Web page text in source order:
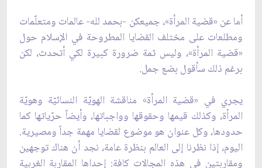
أما عن «قضية المرأة»، جميعكن -بحمد لله- عالمات ومتعلّمات
ومطلعات على مختلف القضايا المطروحة في الإسلام حول
«قضية المرأة»، وليس ثمة ضرورة كبيرة لكي أتحدث، لكن
برغم ذلك سأقول بضع جمل.
يجري في «قضية المرأة» مناقشة الهويّة النسائيّة وهويّة
المرأة، وكذلك قيمها وحقوقها وواجباتها، وأيضاً حرّياتها كما
حدودها، وكل عنوان هو موضوع لقضايا مهمة جداً ومصيرية.
اليوم، إذا نظرنا إلى العالم بنظرة عامة، نجد أن هناك توجهين
ومقاربتين في هذه المجالات كافة: إحداها المقاربة الغربية